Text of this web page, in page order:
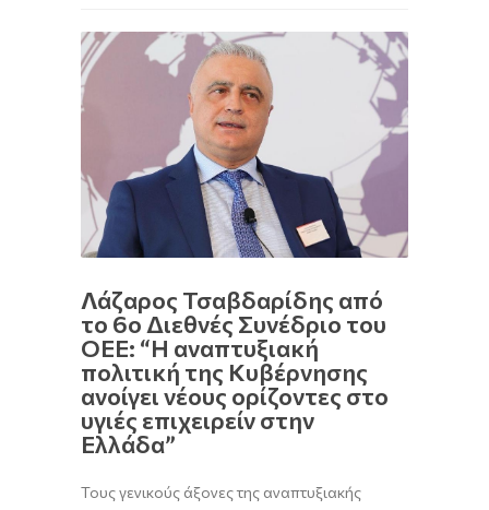
Λάζαρος Τσαβδαρίδης από
το 6ο Διεθνές Συνέδριο του
ΟΕΕ: “Η αναπτυξιακή
πολιτική της Κυβέρνησης
ανοίγει νέους ορίζοντες στο
υγιές επιχειρείν στην
Ελλάδα”
Τους γενικούς άξονες της αναπτυξιακής